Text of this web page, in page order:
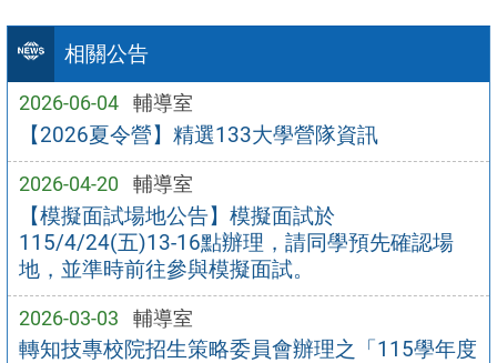
相關公告
2026-06-04 輔導室
【2026夏令營】精選133大學營隊資訊
2026-04-20 輔導室
【模擬面試場地公告】模擬面試於
115/4/24(五)13-16點辦理，請同學預先確認場
地，並準時前往參與模擬面試。
2026-03-03 輔導室
轉知技專校院招生策略委員會辦理之「115學年度